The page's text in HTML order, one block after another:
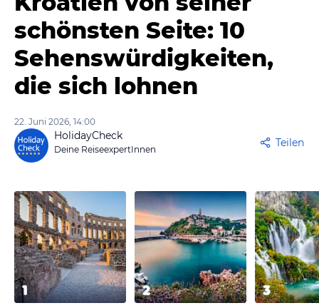
schönsten Seite: 10
Sehenswürdigkeiten,
die sich lohnen
22. Juni 2026, 14:00
HolidayCheck
Deine ReiseexpertInnen
Teilen
1 2 3